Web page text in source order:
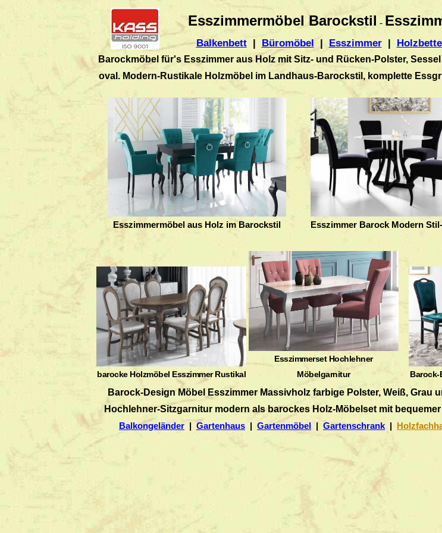
Esszimmermöbel Barockstil -
Balkenbett| Büromöbel | Esszimmer|
Barockmöbel für's Esszimmer aus Holz mit Sitz- und Rücken-Polster,
oval. Modern-Rustikale Holzmöbel im Landhaus-Barockstil, komplette
Esszimmermöbel aus Holz im Barockstil Esszimmer Barock Modern
barocke Holzmöbel Esszimmer Rustikal
Esszimmerset Hochlehner
Möbelgarnitur
Barock-
Barock-Design Möbel Esszimmer Massivholz farbige Polster, Weiß, Grau
Hochlehner-Sitzgarnitur modern als barockes Holz-Möbelset mit
Balkongeländer | Gartenhaus | Gartenmöbel | Gartenschrank |